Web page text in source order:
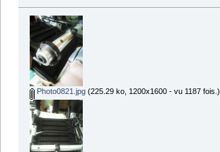
Photo0821.jpg(225.29 ko, 1200x1600 - vu 1187 fois.)